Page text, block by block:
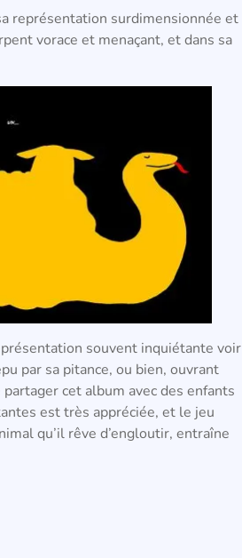
représentation surdimensionnée et
vorace et menaçant, et dans sa
souvent inquiétante voir
par sa pitance, ou bien, ouvrant
cet album avec des enfants
est très appréciée, et le jeu
qu’il rêve d’engloutir, entraîne